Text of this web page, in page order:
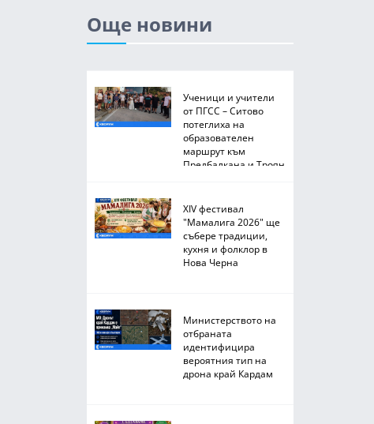
Още новини
Ученици и учители
от ПГСС – Ситово
потеглиха на
образователен
маршрут към
Предбалкана и Троян
XIV фестивал
"Мамалига 2026" ще
събере традиции,
кухня и фолклор в
Нова Черна
Министерството на
отбраната
идентифицира
вероятния тип на
дрона край Кардам